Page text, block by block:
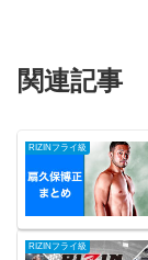
関連記事
RIZINフライ級
RIZINフライ級